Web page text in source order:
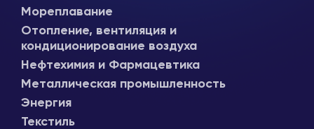
Мореплавание
Отопление, вентиляция и
кондиционирование воздуха
Нефтехимия и Фармацевтика
Металлическая промышленность
Энергия
Текстиль